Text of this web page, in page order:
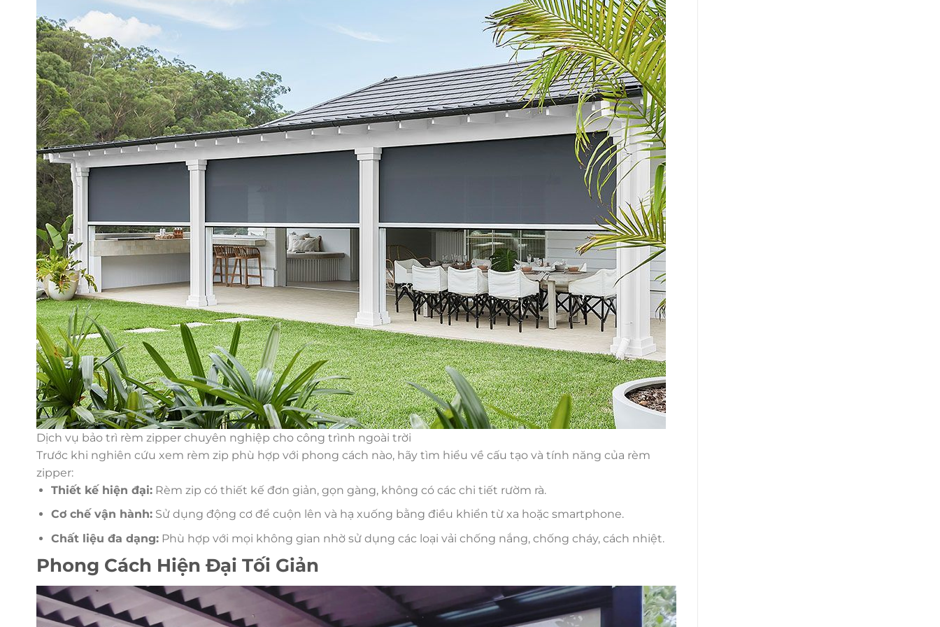
Dịch vụ bảo trì rèm zipper chuyên nghiệp cho công trình ngoài trời
Trước khi nghiên cứu xem rèm zip phù hợp với phong cách nào, hãy tìm hiểu về cấu tạo và tính năng của rèm
zipper:
Thiết kế hiện đại:Rèm zip có thiết kế đơn giản, gọn gàng, không có các chi tiết rườm rà.
Cơ chế vận hành:Sử dụng động cơ để cuộn lên và hạ xuống bằng điều khiển từ xa hoặc smartphone.
Chất liệu đa dạng:Phù hợp với mọi không gian nhờ sử dụng các loại vải chống nắng, chống cháy, cách nhiệt.
Phong Cách Hiện Đại Tối Giản